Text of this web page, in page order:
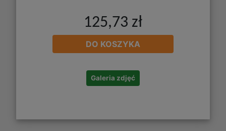
125,73 zł
DO KOSZYKA
Galeria zdjęć